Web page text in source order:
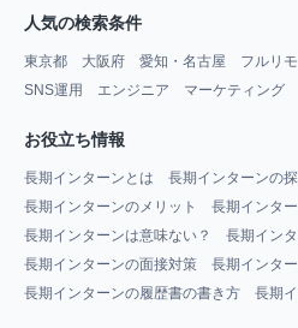
人気の検索条件
東京都 大阪府 愛知・名古屋 フルリ
SNS運用
エンジニア マーケティング
お役立ち情報
長期インターンとは
長期インターンの
長期インターンのメリット
長期インタ
長期インターンは意味ない？
長期イン
長期インターンの面接対策
長期インタ
長期インターンの履歴書の書き方
長期